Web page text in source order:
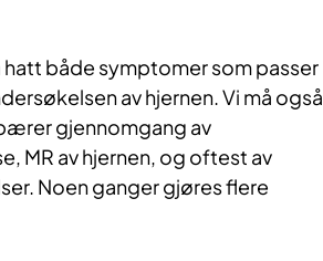
hatt både symptomer som passer
av hjernen. Vi må også
gjennomgang av
MR av hjernen, og oftest av
Noen ganger gjøres flere